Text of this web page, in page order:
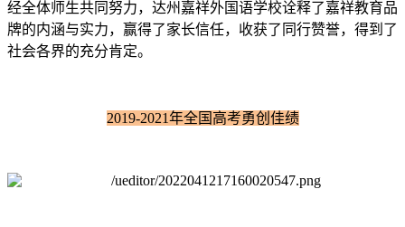
经全体师生共同努力，达州嘉祥外国语学校诠释了嘉祥教育品
牌的内涵与实力，赢得了家长信任，收获了同行赞誉，得到了
社会各界的充分肯定。
2019-2021年全国高考勇创佳绩